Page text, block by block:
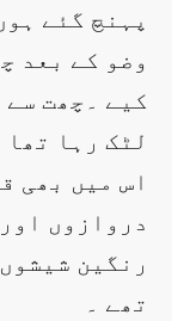
پہنچ گئے
وضو کے بعد
کیے ۔چھت
لٹک رہا
اس میں بھی
دروازوں
رنگین
تھے ۔